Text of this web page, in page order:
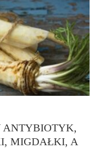
ANTYBIOTYK,
MIGDAŁKI, A